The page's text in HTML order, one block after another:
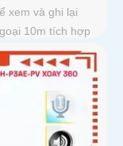
xem và ghi lại
10m tích hợp